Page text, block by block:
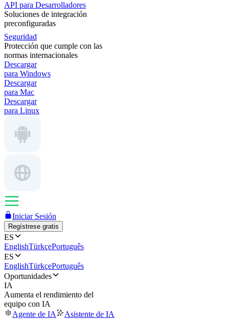
API para Desarrolladores
Soluciones de integración
preconfiguradas
Seguridad
Protección que cumple con las
normas internacionales
Descargar
para Windows
Descargar
para Mac
Descargar
para Linux
Iniciar Sesión
Regístrese gratis
ES
EnglishTürkçePortuguês
ES
EnglishTürkçePortuguês
Oportunidades
IA
Aumenta el rendimiento del
equipo con IA
Agente de IA
Asistente de IA